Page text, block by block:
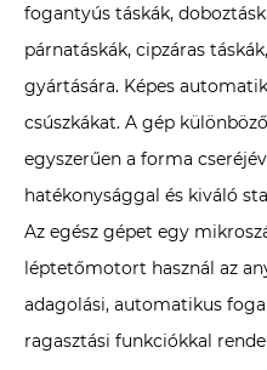
fogantyús táskák,
párnatáskák, cipzáras
gyártására. Képes
csúszkákat. A gép
egyszerűen a forma
hatékonysággal és kiváló
Az egész gépet egy
léptetőmotort használ az
adagolási, automatikus
ragasztási funkciókkal